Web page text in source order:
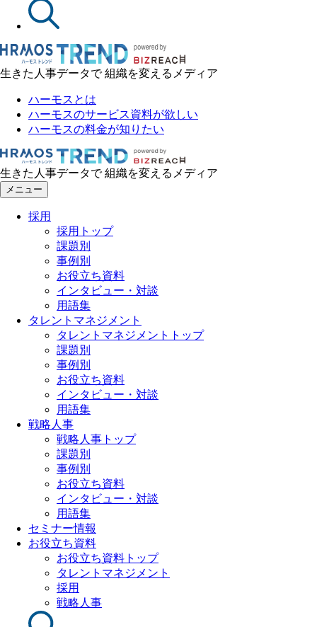
生きた人事データで 組織を変えるメディア
ハーモスとは
ハーモスのサービス資料が欲しい
ハーモスの料金が知りたい
生きた人事データで 組織を変えるメディア
メニュー
採用
採用トップ
課題別
事例別
お役立ち資料
インタビュー・対談
用語集
タレントマネジメント
タレントマネジメントトップ
課題別
事例別
お役立ち資料
インタビュー・対談
用語集
戦略人事
戦略人事トップ
課題別
事例別
お役立ち資料
インタビュー・対談
用語集
セミナー情報
お役立ち資料
お役立ち資料トップ
タレントマネジメント
採用
戦略人事